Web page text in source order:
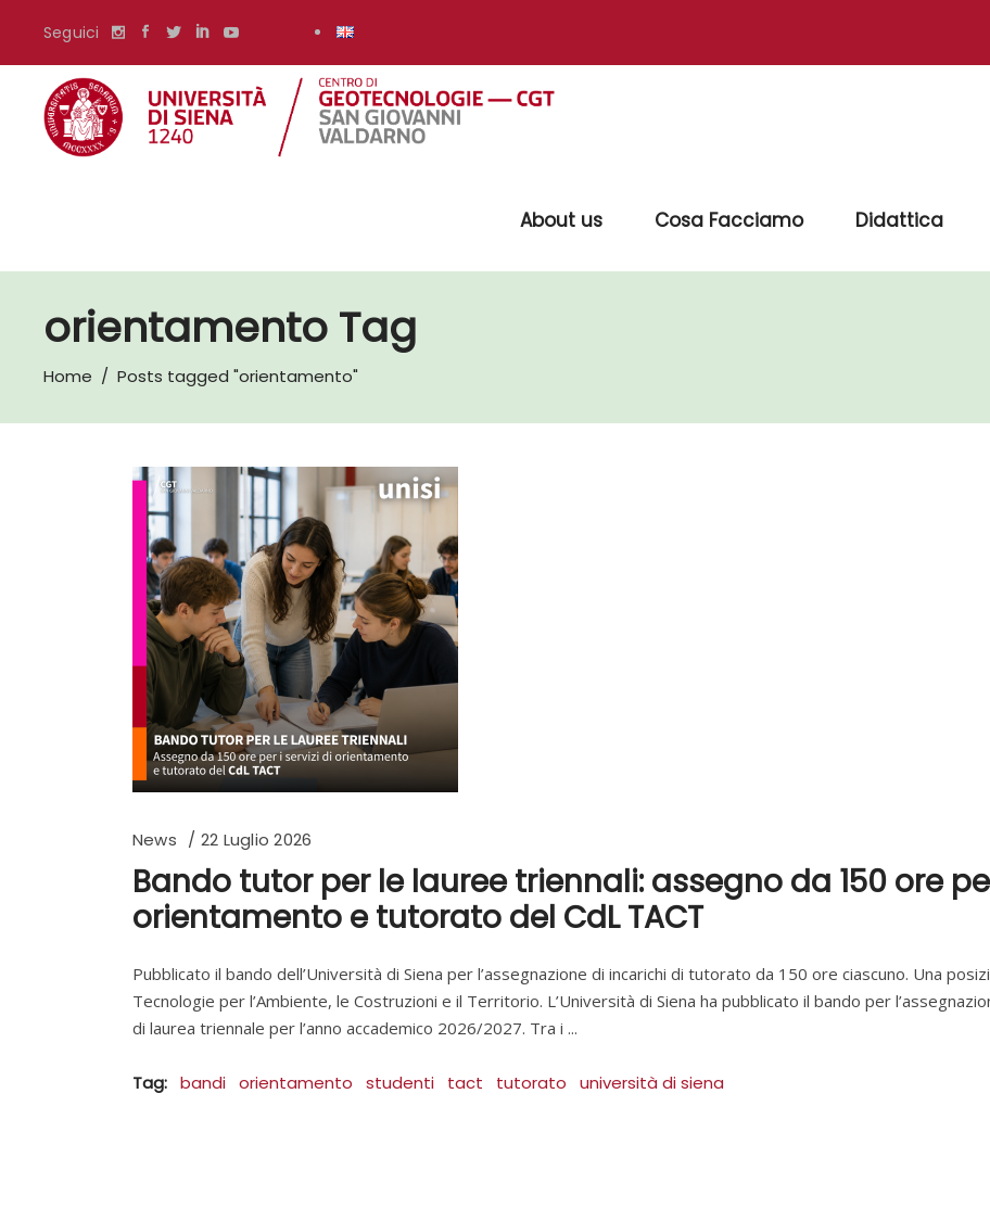
Seguici
About us Cosa Facciamo Didattica
orientamento Tag
Home / Posts tagged "orientamento"
News 22 Luglio 2026
Bando tutor per le lauree triennali: assegno da 150 ore
orientamento e tutorato del CdL TACT
Pubblicato il bando dell’Università di Siena per l’assegnazione di incarichi di tutorato da 150 ore ciascuno. Una
Tecnologie per l’Ambiente, le Costruzioni e il Territorio. L’Università di Siena ha pubblicato il bando per
di laurea triennale per l’anno accademico 2026/2027. Tra i
Tag: bandi orientamento studenti tact tutorato università di siena